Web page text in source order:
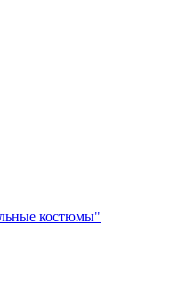
костюмы"